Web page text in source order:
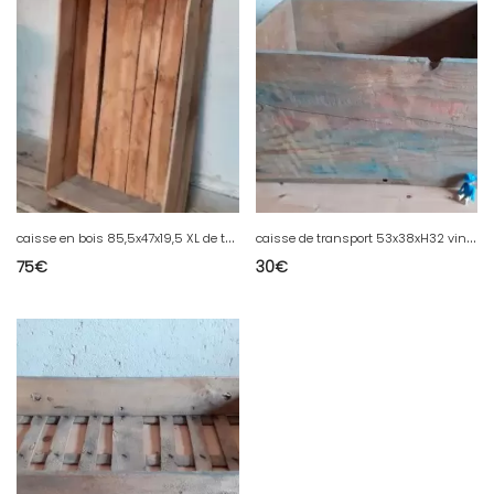
c
aisse en bois 85,5x47x19,5 XL de transport ancienne
75€
c
aisse de transport 53x38xH32 vin Henri Maire bois ancienne idéal rangement vinyles
30€